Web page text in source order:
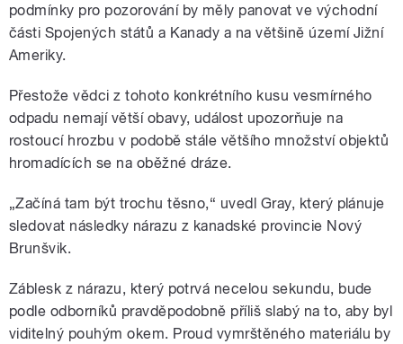
podmínky pro pozorování by měly panovat ve východní
části Spojených států a Kanady a na většině území Jižní
Ameriky.
Přestože vědci z tohoto konkrétního kusu vesmírného
odpadu nemají větší obavy, událost upozorňuje na
rostoucí hrozbu v podobě stále většího množství objektů
hromadících se na oběžné dráze.
„Začíná tam být trochu těsno,“ uvedl Gray, který plánuje
sledovat následky nárazu z kanadské provincie Nový
Brunšvik.
Záblesk z nárazu, který potrvá necelou sekundu, bude
podle odborníků pravděpodobně příliš slabý na to, aby byl
viditelný pouhým okem. Proud vymrštěného materiálu by